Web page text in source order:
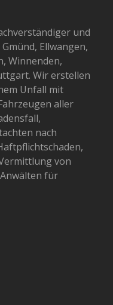
und
Ellwangen,
Winnenden,
Wir erstellen
Unfall mit
aller
nach
von
für